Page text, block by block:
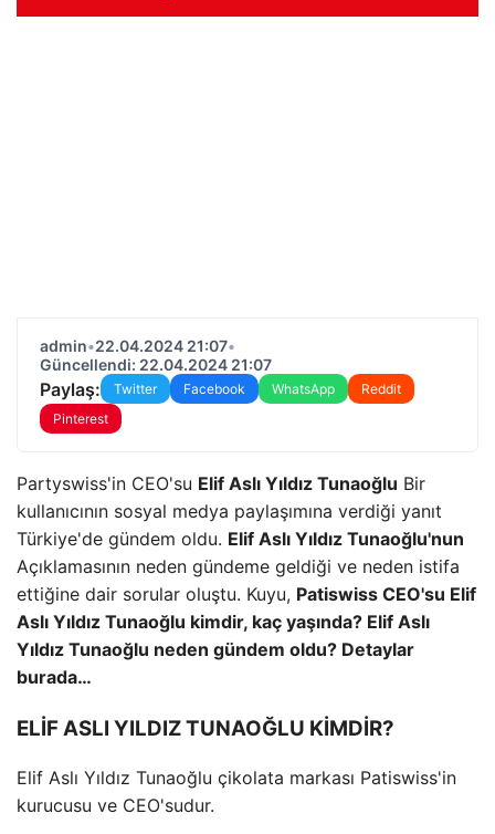
admin•22.04.2024 21:07•
Güncellendi: 22.04.2024 21:07
Paylaş: Twitter Facebook WhatsApp
Reddit
Pinterest
Partyswiss'in CEO'su Elif Aslı Yıldız Tunaoğlu Bir
kullanıcının sosyal medya paylaşımına verdiği yanıt
Türkiye'de gündem oldu. Elif Aslı Yıldız Tunaoğlu'nun
Açıklamasının neden gündeme geldiği ve neden istifa
ettiğine dair sorular oluştu. Kuyu, Patiswiss CEO'su Elif
Aslı Yıldız Tunaoğlu kimdir, kaç yaşında? Elif Aslı
Yıldız Tunaoğlu neden gündem oldu? Detaylar
burada…
ELİF ASLI YILDIZ TUNAOĞLU KİMDİR?
Elif Aslı Yıldız Tunaoğlu çikolata markası Patiswiss'in
kurucusu ve CEO'sudur.